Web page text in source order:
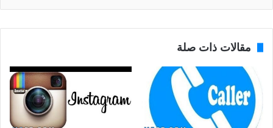
مقالات ذات صلة